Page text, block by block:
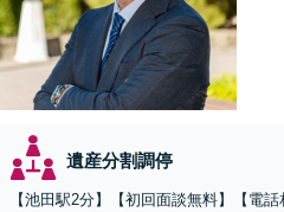
遺産分割調停
【池田駅2分】【初回面談無料】【電